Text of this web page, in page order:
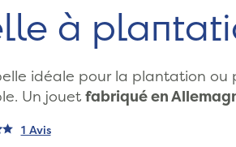
à
idéale pour la plantation ou
Un jouet fabriqué en
1 Avis